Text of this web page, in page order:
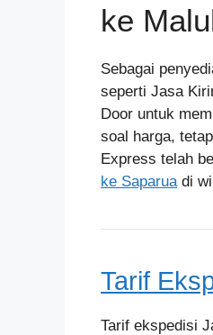
ke
Sebagai
seperti Jasa
Door untuk
soal harga,
Express telah
ke Saparuadi
Tarif
Tarif ekspedisi